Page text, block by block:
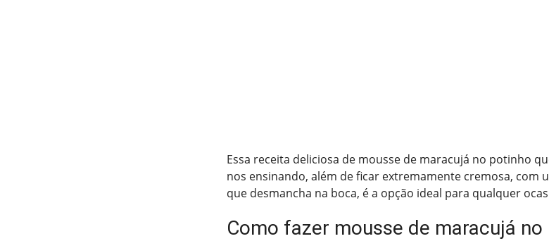
Essa receita deliciosa de mousse de maracujá no potinho
nos ensinando, além de ficar extremamente cremosa, com
que desmancha na boca, é a opção ideal para qualquer
Como fazer mousse de maracujá